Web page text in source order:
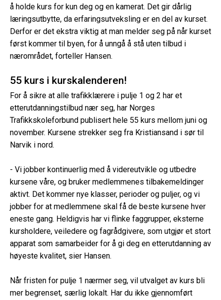
å holde kurs for kun deg og en kamerat. Det gir dårlig
læringsutbytte, da erfaringsutveksling er en del av kurset.
Derfor er det ekstra viktig at man melder seg på når kurset
først kommer til byen, for å unngå å stå uten tilbud i
nærområdet, forteller Hansen.
55 kurs i kurskalenderen!
For å sikre at alle trafikklærere i pulje 1 og 2 har et
etterutdanningstilbud nær seg, har Norges
Trafikkskoleforbund publisert hele 55 kurs mellom juni og
november. Kursene strekker seg fra Kristiansand i sør til
Narvik i nord.
- Vi jobber kontinuerlig med å videreutvikle og utbedre
kursene våre, og bruker medlemmenes tilbakemeldinger
aktivt. Det kommer nye klasser, perioder og puljer, og vi
jobber for at medlemmene skal få de beste kursene hver
eneste gang. Heldigvis har vi flinke faggrupper, eksterne
kursholdere, veiledere og fagrådgivere, som utgjør et stort
apparat som samarbeider for å gi deg en etterutdanning av
høyeste kvalitet, sier Hansen.
Når fristen for pulje 1 nærmer seg, vil utvalget av kurs bli
mer begrenset, særlig lokalt. Har du ikke gjennomført